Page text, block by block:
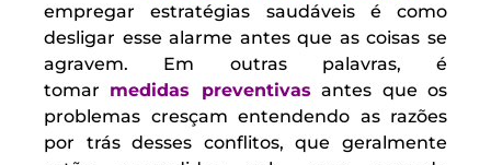
empregar estratégias saudáveis é como
desligar esse alarme antes que as coisas se
agravem. Em outras palavras, é
tomar medidas preventivas antes que os
problemas cresçam entendendo as razões
por trás desses conflitos, que geralmente